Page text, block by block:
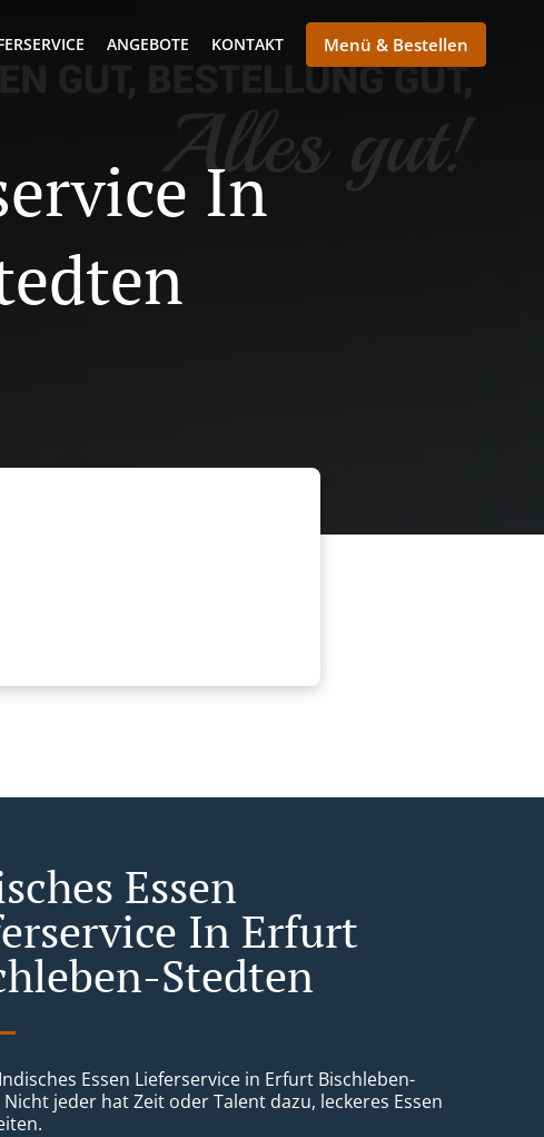
ANGEBOTE KONTAKT Menü & Bestellen
In
Essen
In Erfurt
Stedten
Essen Lieferservice in Erfurt Bischleben-
Nicht jeder hat Zeit oder Talent dazu, leckeres Essen